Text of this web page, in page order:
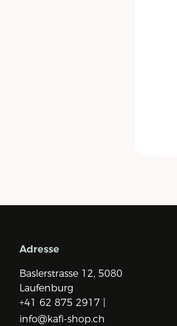
Adresse
Baslerstrasse 12, 5080
Laufenburg
+41 62 875 2917 |
info@kafi-shop.ch